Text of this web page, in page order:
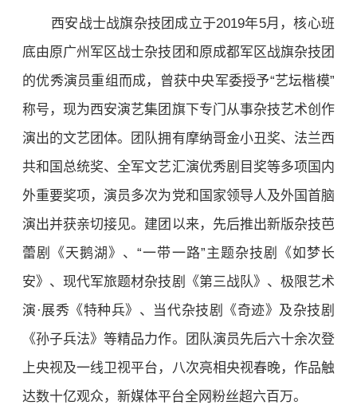
西安战士战旗杂技团成立于2019年5月，核心班
底由原广州军区战士杂技团和原成都军区战旗杂技团
的优秀演员重组而成，曾获中央军委授予“艺坛楷模”
称号，现为西安演艺集团旗下专门从事杂技艺术创作
演出的文艺团体。团队拥有摩纳哥金小丑奖、法兰西
共和国总统奖、全军文艺汇演优秀剧目奖等多项国内
外重要奖项，演员多次为党和国家领导人及外国首脑
演出并获亲切接见。建团以来，先后推出新版杂技芭
蕾剧《天鹅湖》、“一带一路”主题杂技剧《如梦长
安》、现代军旅题材杂技剧《第三战队》、极限艺术
演·展秀《特种兵》、当代杂技剧《奇迹》及杂技剧
《孙子兵法》等精品力作。团队演员先后六十余次登
上央视及一线卫视平台，八次亮相央视春晚，作品触
达数十亿观众，新媒体平台全网粉丝超六百万。